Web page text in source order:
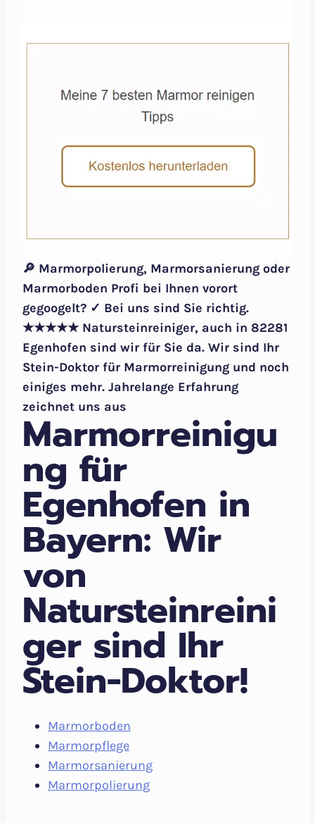
🔎 Marmorpolierung, Marmorsanierung oder
Marmorboden Profi bei Ihnen vorort
gegoogelt? ✓ Bei uns sind Sie richtig.
★★★★★ Natursteinreiniger, auch in 82281
Egenhofen sind wir für Sie da. Wir sind Ihr
Stein-Doktor für Marmorreinigung und noch
einiges mehr. Jahrelange Erfahrung
zeichnet uns aus
Marmorreinigu
ng für
Egenhofen in
Bayern: Wir
von
Natursteinreini
ger sind Ihr
Stein-Doktor!
Marmorboden
Marmorpflege
Marmorsanierung
Marmorpolierung